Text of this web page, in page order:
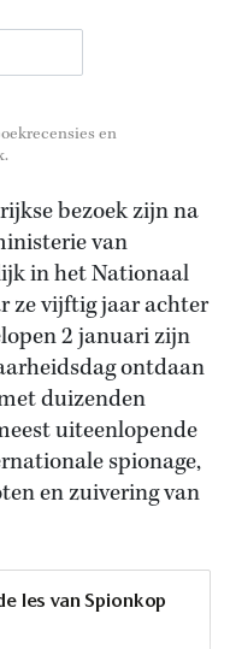
en
bezoek zijn na
van
in het Nationaal
ze vijftig jaar achter
2 januari zijn
ontdaan
duizenden
uiteenlopende
spionage,
en zuivering van
les van Spionkop